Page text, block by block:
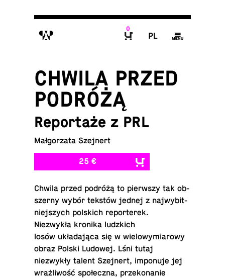
M
0
P g
CHWILA PRZED
PODRÓŻĄ
Reportaże z PRL
Małgorzata Szejnert
25 €
Chwila przed podróżą to pier­wszy tak ob­
sz­erny wybór tekstów jednej z na­jwybit­
niejszych pol­s­kich re­porterek.
Niezwykła kronika ludz­kich
losów układająca się w wielowymi­arowy
obraz Polski Ludowej. Lśni tutaj
niezwykły talent Sze­jn­ert, im­ponuje jej
wrażliwość społeczna, przeko­nanie